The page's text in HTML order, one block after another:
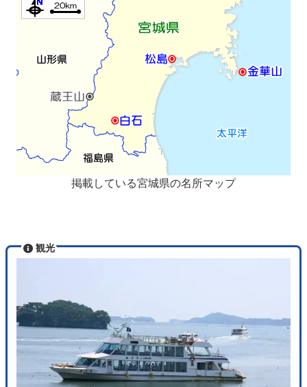
掲載している宮城県の名所マップ
観光